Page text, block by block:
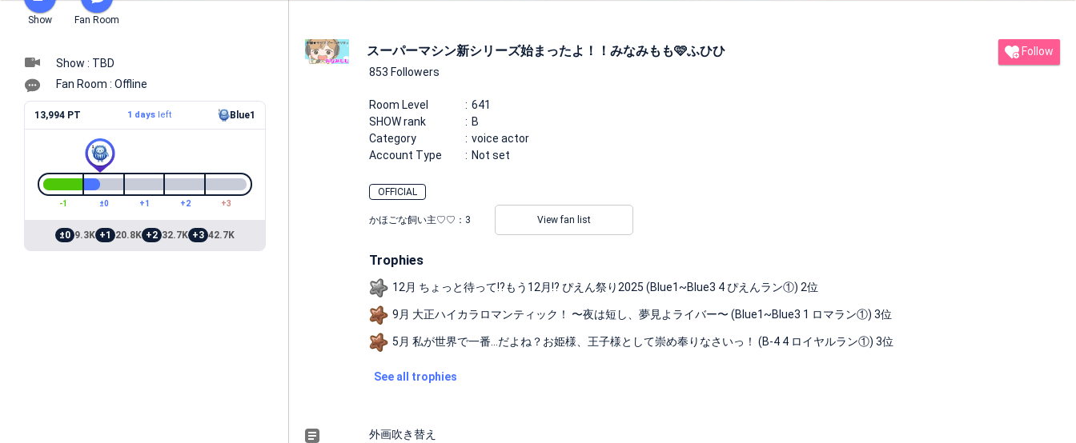
Show Fan Room
Show : TBD
Fan Room : Offline
13,994 PT 1 days left Blue1
-1 ±0 +1 +2 +3
±0 9.3K +1 20.8K +2 32.7K +3 42.7K
スーパーマシン新シリーズ始まったよ！！みなみもも🩷ふひひ
853 Followers
Follow
Room Level
641
SHOW rank
B
Category
voice actor
Account Type
Not set
OFFICIAL
かほごな飼い主♡♡： 3 View fan list
Trophies
12月 ちょっと待って!?もう12月!? ぴえん祭り2025 (Blue1~Blue3 4 ぴえんラン①) 2位
9月 大正ハイカラロマンティック！ 〜夜は短し、夢見よライバー〜 (Blue1~Blue3 1 ロマラン①) 3位
5月 私が世界で一番…だよね？お姫様、王子様として崇め奉りなさいっ！ (B-4 4 ロイヤルラン①) 3位
See all trophies
外画吹き替え